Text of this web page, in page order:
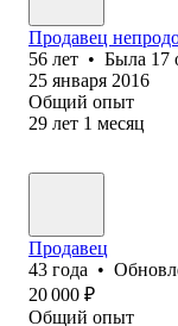
Продавец
56 лет • Была 17
25 января 2016
Общий опыт
29 лет 1 месяц
Продавец
43 года •
20 000 ₽
Общий опыт